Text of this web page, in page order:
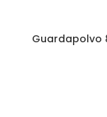
Guardapolvo